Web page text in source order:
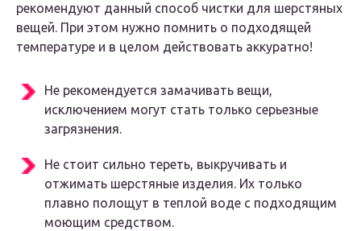
рекомендуют данный способ чистки для шерстяных
вещей. При этом нужно помнить о подходящей
температуре и в целом действовать аккуратно!
Не рекомендуется замачивать вещи,
исключением могут стать только серьезные
загрязнения.
Не стоит сильно тереть, выкручивать и
отжимать шерстяные изделия. Их только
плавно полощут в теплой воде с подходящим
моющим средством.